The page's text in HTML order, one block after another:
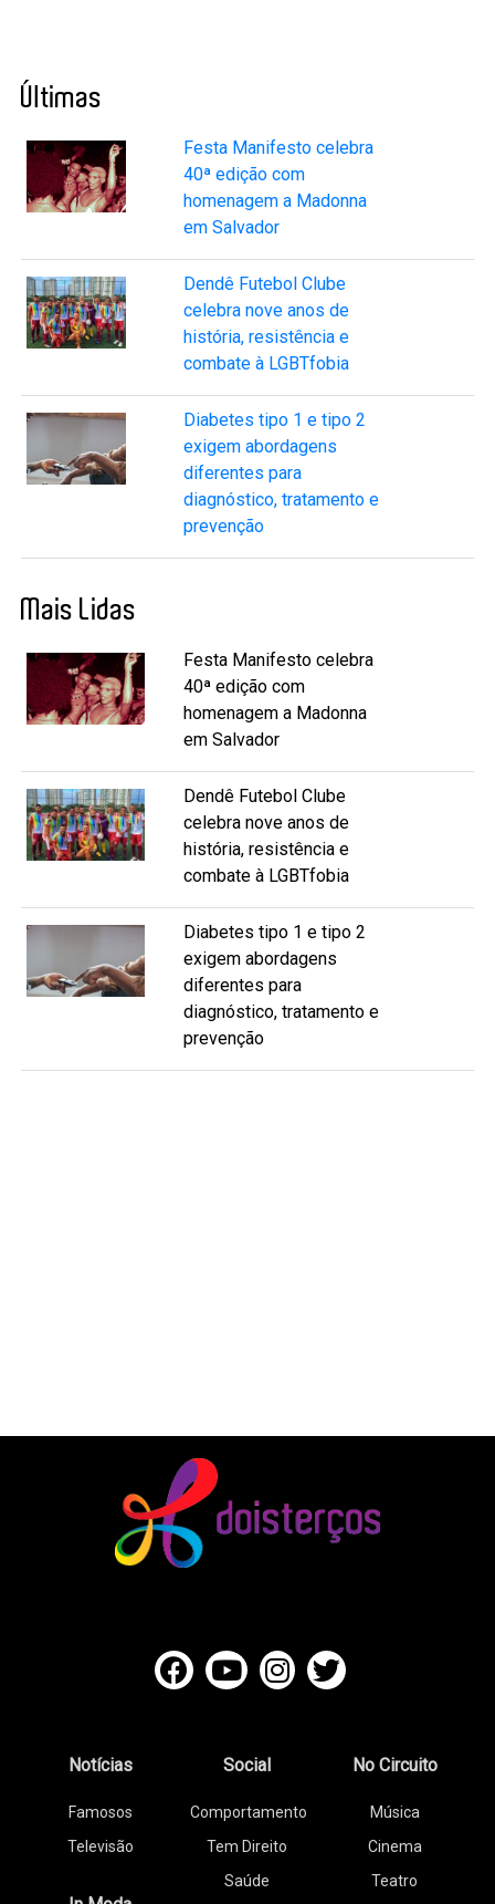
Últimas
Festa Manifesto celebra
40ª edição com
homenagem a Madonna
em Salvador
Dendê Futebol Clube
celebra nove anos de
história, resistência e
combate à LGBTfobia
Diabetes tipo 1 e tipo 2
exigem abordagens
diferentes para
diagnóstico, tratamento e
prevenção
Mais Lidas
Festa Manifesto celebra
40ª edição com
homenagem a Madonna
em Salvador
Dendê Futebol Clube
celebra nove anos de
história, resistência e
combate à LGBTfobia
Diabetes tipo 1 e tipo 2
exigem abordagens
diferentes para
diagnóstico, tratamento e
prevenção
Notícias
Famosos
Televisão
Social
Comportamento
Tem Direito
Saúde
No Circuito
Música
Cinema
Teatro